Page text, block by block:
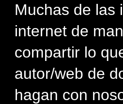
Muchas de las
internet de
compartir lo
autor/web de
hagan con